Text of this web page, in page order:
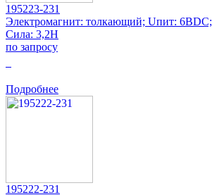
195223-231
Электромагнит: толкающий; Uпит:
Сила: 3,2Н
по запросу
Подробнее
195222-231